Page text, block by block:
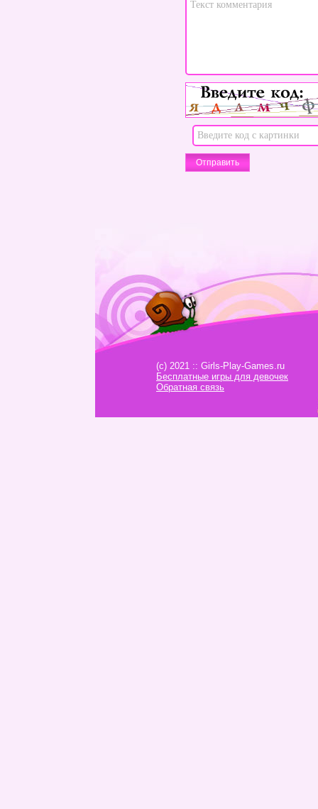
(c) 2021 :: Girls-Play-Games.ru
Бесплатные игры для девочек
Обратная связь